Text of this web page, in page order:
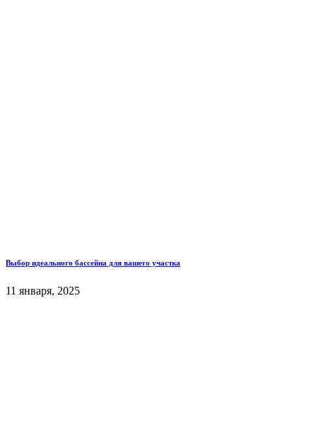
Выбор идеального бассейна для вашего участка
11 января, 2025